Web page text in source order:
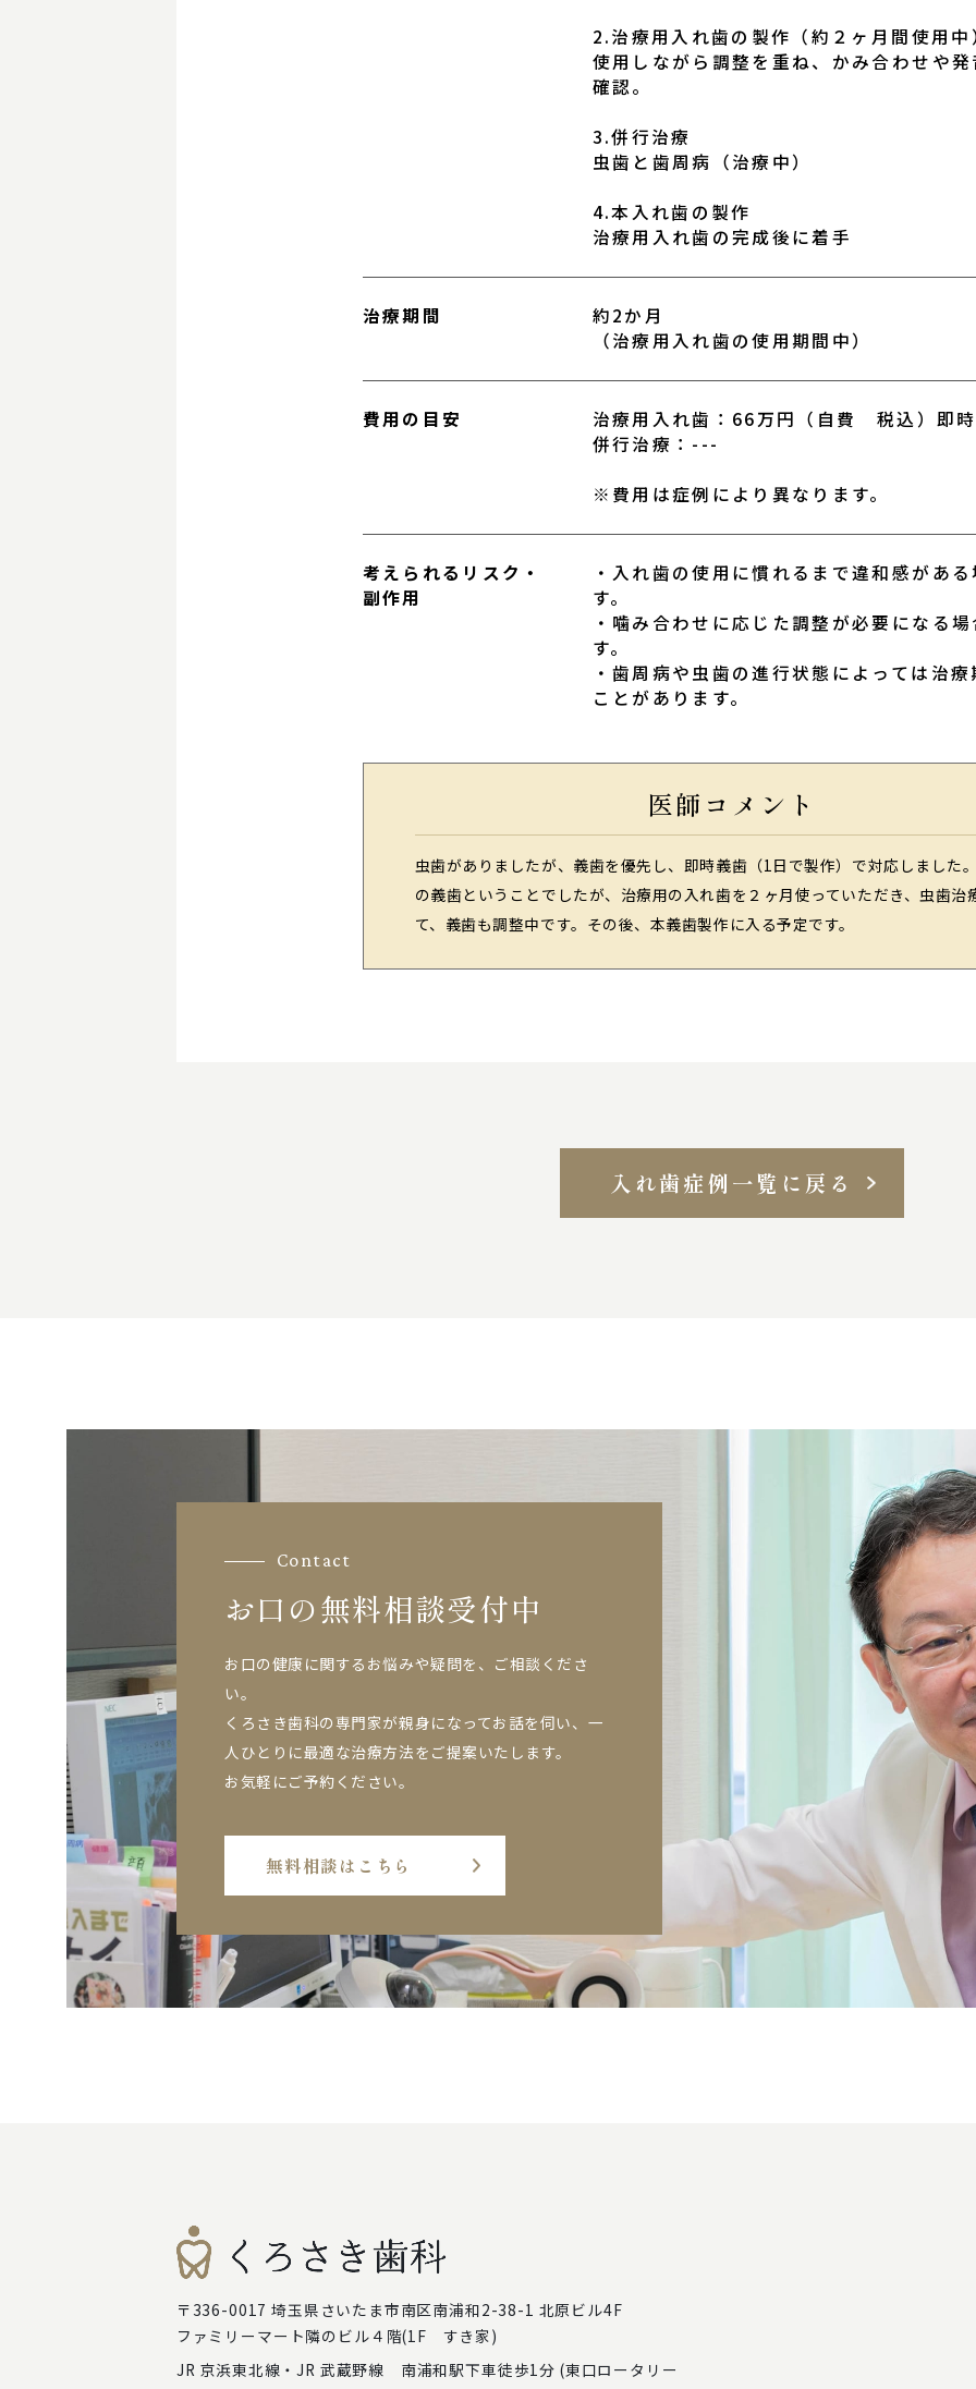
2.治療用入れ歯の製作（約２ヶ月間使用中
使用しながら調整を重ね、かみ合わせや
確認。
3.併行治療
虫歯と歯周病（治療中）
4.本入れ歯の製作
治療用入れ歯の完成後に着手
治療期間
約2か月
（治療用入れ歯の使用期間中）
費用の目安
治療用入れ歯：66万円（自費 税込）即
併行治療：---
※費用は症例により異なります。
考えられるリスク・
副作用
・入れ歯の使用に慣れるまで違和感があ
す。
・噛み合わせに応じた調整が必要になる
す。
・歯周病や虫歯の進行状態によっては治
ことがあります。
医師コメント
虫歯がありましたが、義歯を優先し、即時義歯（1日で製作）で対応しました
の義歯ということでしたが、治療用の入れ歯を２ヶ月使っていただき、虫歯治
て、義歯も調整中です。その後、本義歯製作に入る予定です。
入れ歯症例一覧に戻る
Contact
お口の無料相談受付中
お口の健康に関するお悩みや疑問を、ご相談くださ
い。
くろさき歯科の専門家が親身になってお話を伺い、一
人ひとりに最適な治療方法をご提案いたします。
お気軽にご予約ください。
無料相談はこちら
〒336-0017 埼玉県さいたま市南区南浦和2-38-1 北原ビル4F
ファミリーマート隣のビル４階(1F すき家)
JR 京浜東北線・JR 武蔵野線 南浦和駅下車徒歩1分 (東口ロータリー